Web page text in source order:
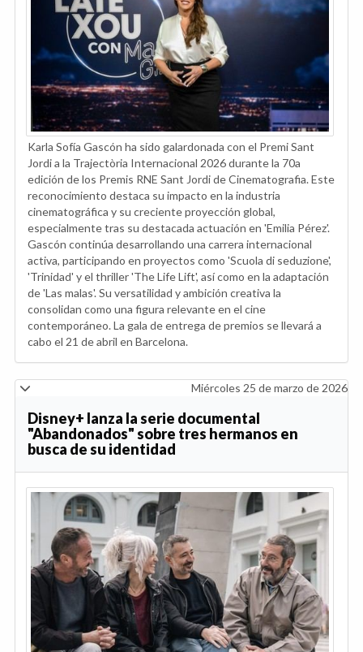
Karla Sofía Gascón ha sido galardonada con el Premi Sant
Jordi a la Trajectòria Internacional 2026 durante la 70a
edición de los Premis RNE Sant Jordi de Cinematografia. Este
reconocimiento destaca su impacto en la industria
cinematográfica y su creciente proyección global,
especialmente tras su destacada actuación en 'Emilia Pérez'.
Gascón continúa desarrollando una carrera internacional
activa, participando en proyectos como 'Scuola di seduzione',
'Trinidad' y el thriller 'The Life Lift', así como en la adaptación
de 'Las malas'. Su versatilidad y ambición creativa la
consolidan como una figura relevante en el cine
contemporáneo. La gala de entrega de premios se llevará a
cabo el 21 de abril en Barcelona.
Miércoles 25 de marzo de 2026
Disney+ lanza la serie documental
"Abandonados" sobre tres hermanos en
busca de su identidad